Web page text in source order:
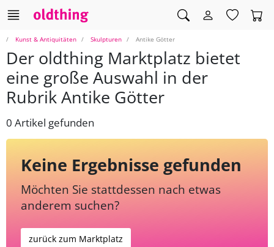
Kunst & Antiquitäten Skulpturen Antike Götter
Der oldthing Marktplatz bietet
eine große Auswahl in der
Rubrik Antike Götter
0 Artikel gefunden
Keine Ergebnisse gefunden
Möchten Sie stattdessen nach etwas
anderem suchen?
zurück zum Marktplatz